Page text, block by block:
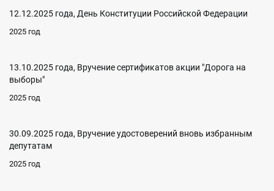
12.12.2025 года, День Конституции Российской Федерации
2025 год
13.10.2025 года, Вручение сертификатов акции "Дорога на
выборы"
2025 год
30.09.2025 года, Вручение удостоверений вновь избранным
депутатам
2025 год